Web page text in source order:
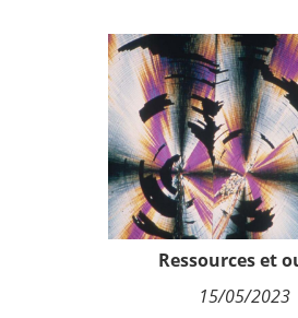
Nous suivre
Ressources et
15/05/2023